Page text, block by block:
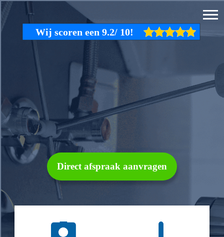
Direct afspraak aanvragen